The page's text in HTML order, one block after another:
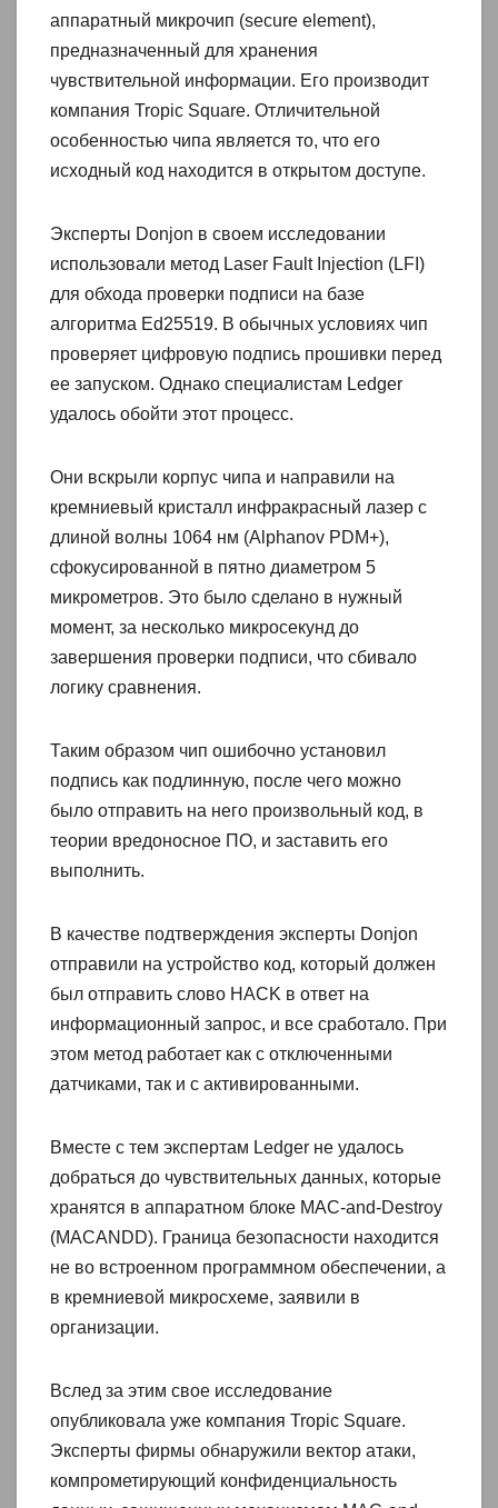
аппаратный микрочип (secure element),
предназначенный для хранения
чувствительной информации. Его производит
компания Tropic Square. Отличительной
особенностью чипа является то, что его
исходный код находится в открытом доступе.
Эксперты Donjon в своем исследовании
использовали метод Laser Fault Injection (LFI)
для обхода проверки подписи на базе
алгоритма Ed25519. В обычных условиях чип
проверяет цифровую подпись прошивки перед
ее запуском. Однако специалистам Ledger
удалось обойти этот процесс.
Они вскрыли корпус чипа и направили на
кремниевый кристалл инфракрасный лазер с
длиной волны 1064 нм (Alphanov PDM+),
сфокусированной в пятно диаметром 5
микрометров. Это было сделано в нужный
момент, за несколько микросекунд до
завершения проверки подписи, что сбивало
логику сравнения.
Таким образом чип ошибочно установил
подпись как подлинную, после чего можно
было отправить на него произвольный код, в
теории вредоносное ПО, и заставить его
выполнить.
В качестве подтверждения эксперты Donjon
отправили на устройство код, который должен
был отправить слово HACK в ответ на
информационный запрос, и все сработало. При
этом метод работает как с отключенными
датчиками, так и с активированными.
Вместе с тем экспертам Ledger не удалось
добраться до чувствительных данных, которые
хранятся в аппаратном блоке MAC-and-Destroy
(MACANDD). Граница безопасности находится
не во встроенном программном обеспечении, а
в кремниевой микросхеме, заявили в
организации.
Вслед за этим свое исследование
опубликовала уже компания Tropic Square.
Эксперты фирмы обнаружили вектор атаки,
компрометирующий конфиденциальность